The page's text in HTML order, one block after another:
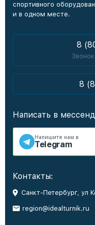
спортивного
и в одном месте.
8
8
Написать в
Напишите нам в
Telegram
Контакты:
Санкт-Петербург, ул
region@idealturnik.ru